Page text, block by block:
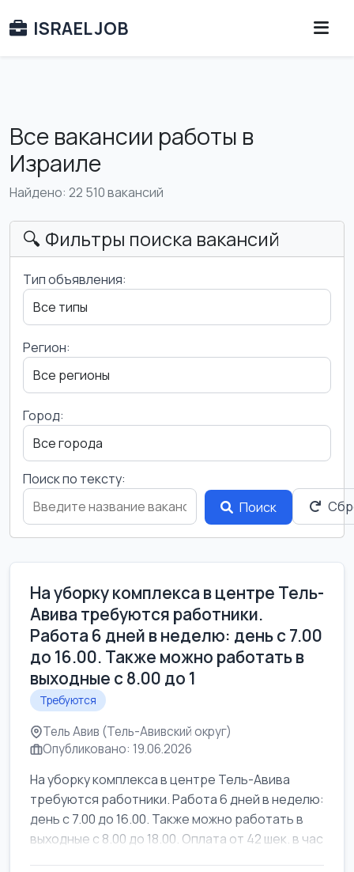
ISRAEL JOB
Все вакансии работы в
Израиле
Найдено: 22 510 вакансий
🔍 Фильтры поиска вакансий
Тип объявления:
Регион:
Город:
Поиск по тексту:
Поиск
На уборку комплекса в центре Тель-
Авива требуются работники.
Работа 6 дней в неделю: день с 7.00
до 16.00. Также можно работать в
выходные с 8.00 до 1
Требуются
Тель Авив (Тель-Авивский округ)
Опубликовано: 19.06.2026
На уборку комплекса в центре Тель-Авива
требуются работники. Работа 6 дней в неделю:
день с 7.00 до 16.00. Также можно работать в
выходные с 8.00 до 18.00. Оплата от 42 шек. в час